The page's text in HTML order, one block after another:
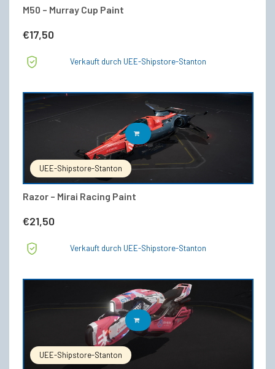
M50 – Murray Cup Paint
€17,50
Verkauft durch UEE-Shipstore-Stanton
UEE-Shipstore-Stanton
Razor – Mirai Racing Paint
€21,50
IN DEN WARENKORB
Verkauft durch UEE-Shipstore-Stanton
UEE-Shipstore-Stanton
IN DEN WARENKORB